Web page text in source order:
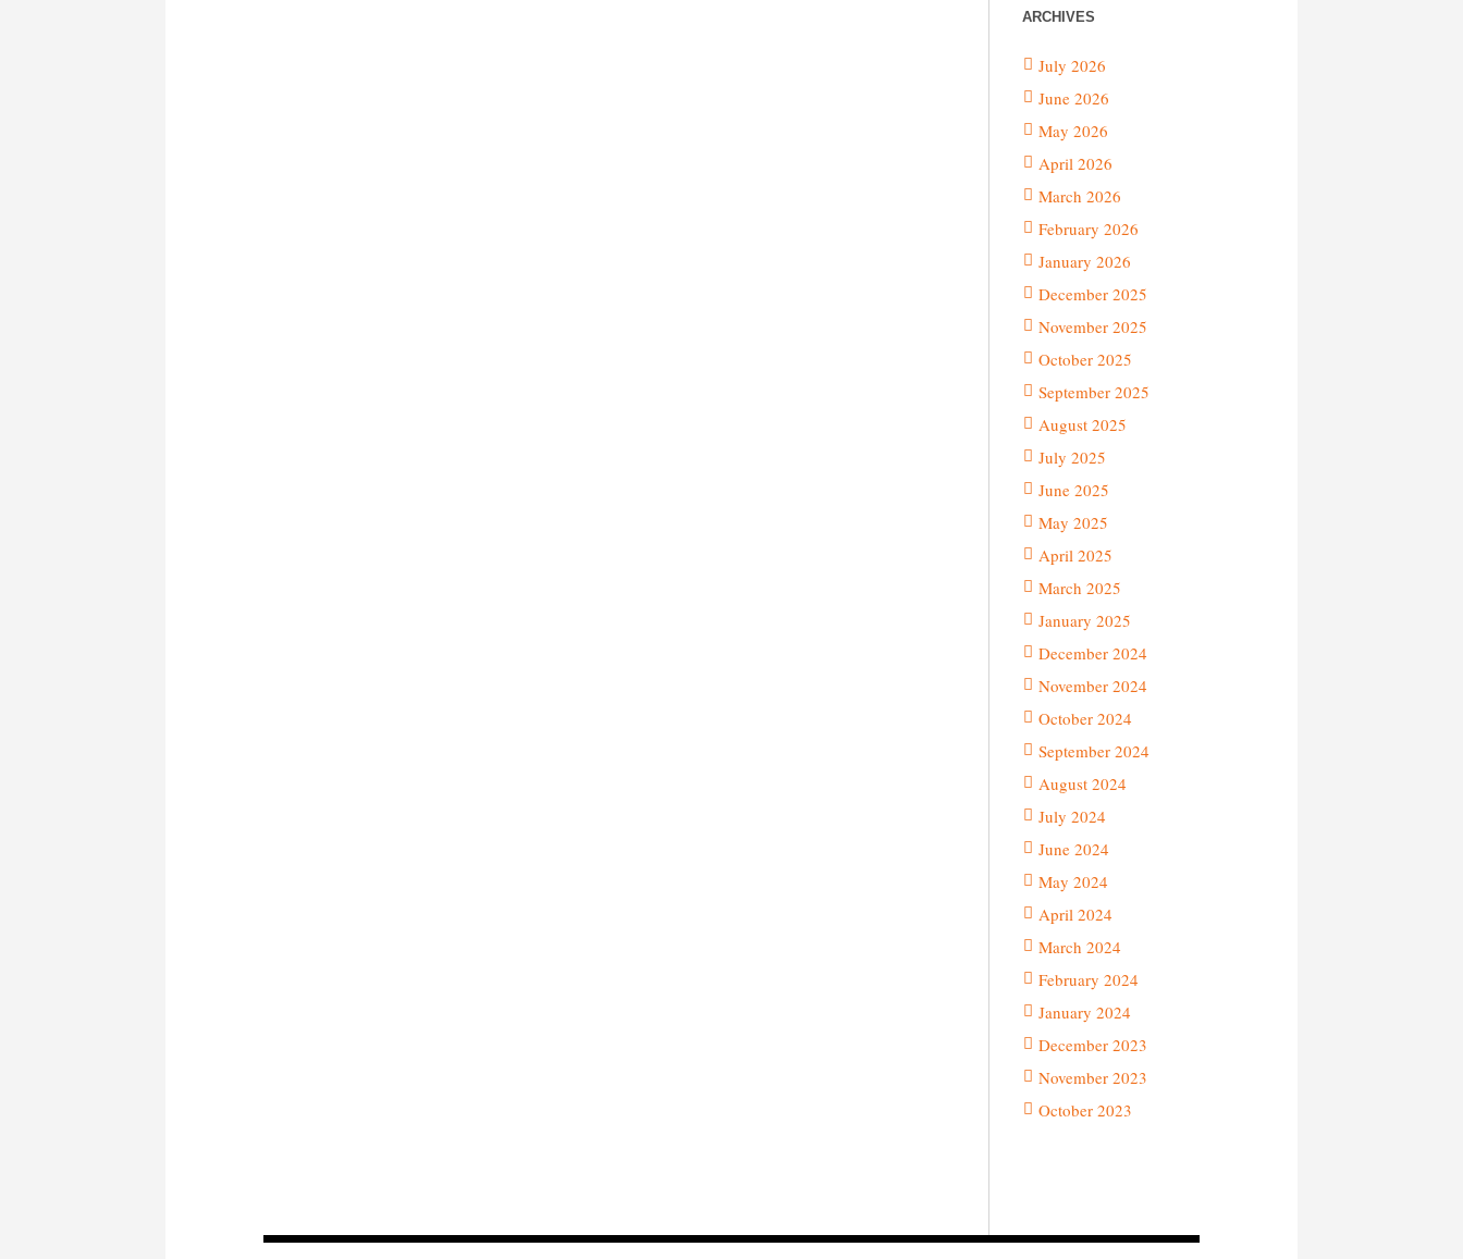
ARCHIVES
July 2026
June 2026
May 2026
April 2026
March 2026
February 2026
January 2026
December 2025
November 2025
October 2025
September 2025
August 2025
July 2025
June 2025
May 2025
April 2025
March 2025
January 2025
December 2024
November 2024
October 2024
September 2024
August 2024
July 2024
June 2024
May 2024
April 2024
March 2024
February 2024
January 2024
December 2023
November 2023
October 2023